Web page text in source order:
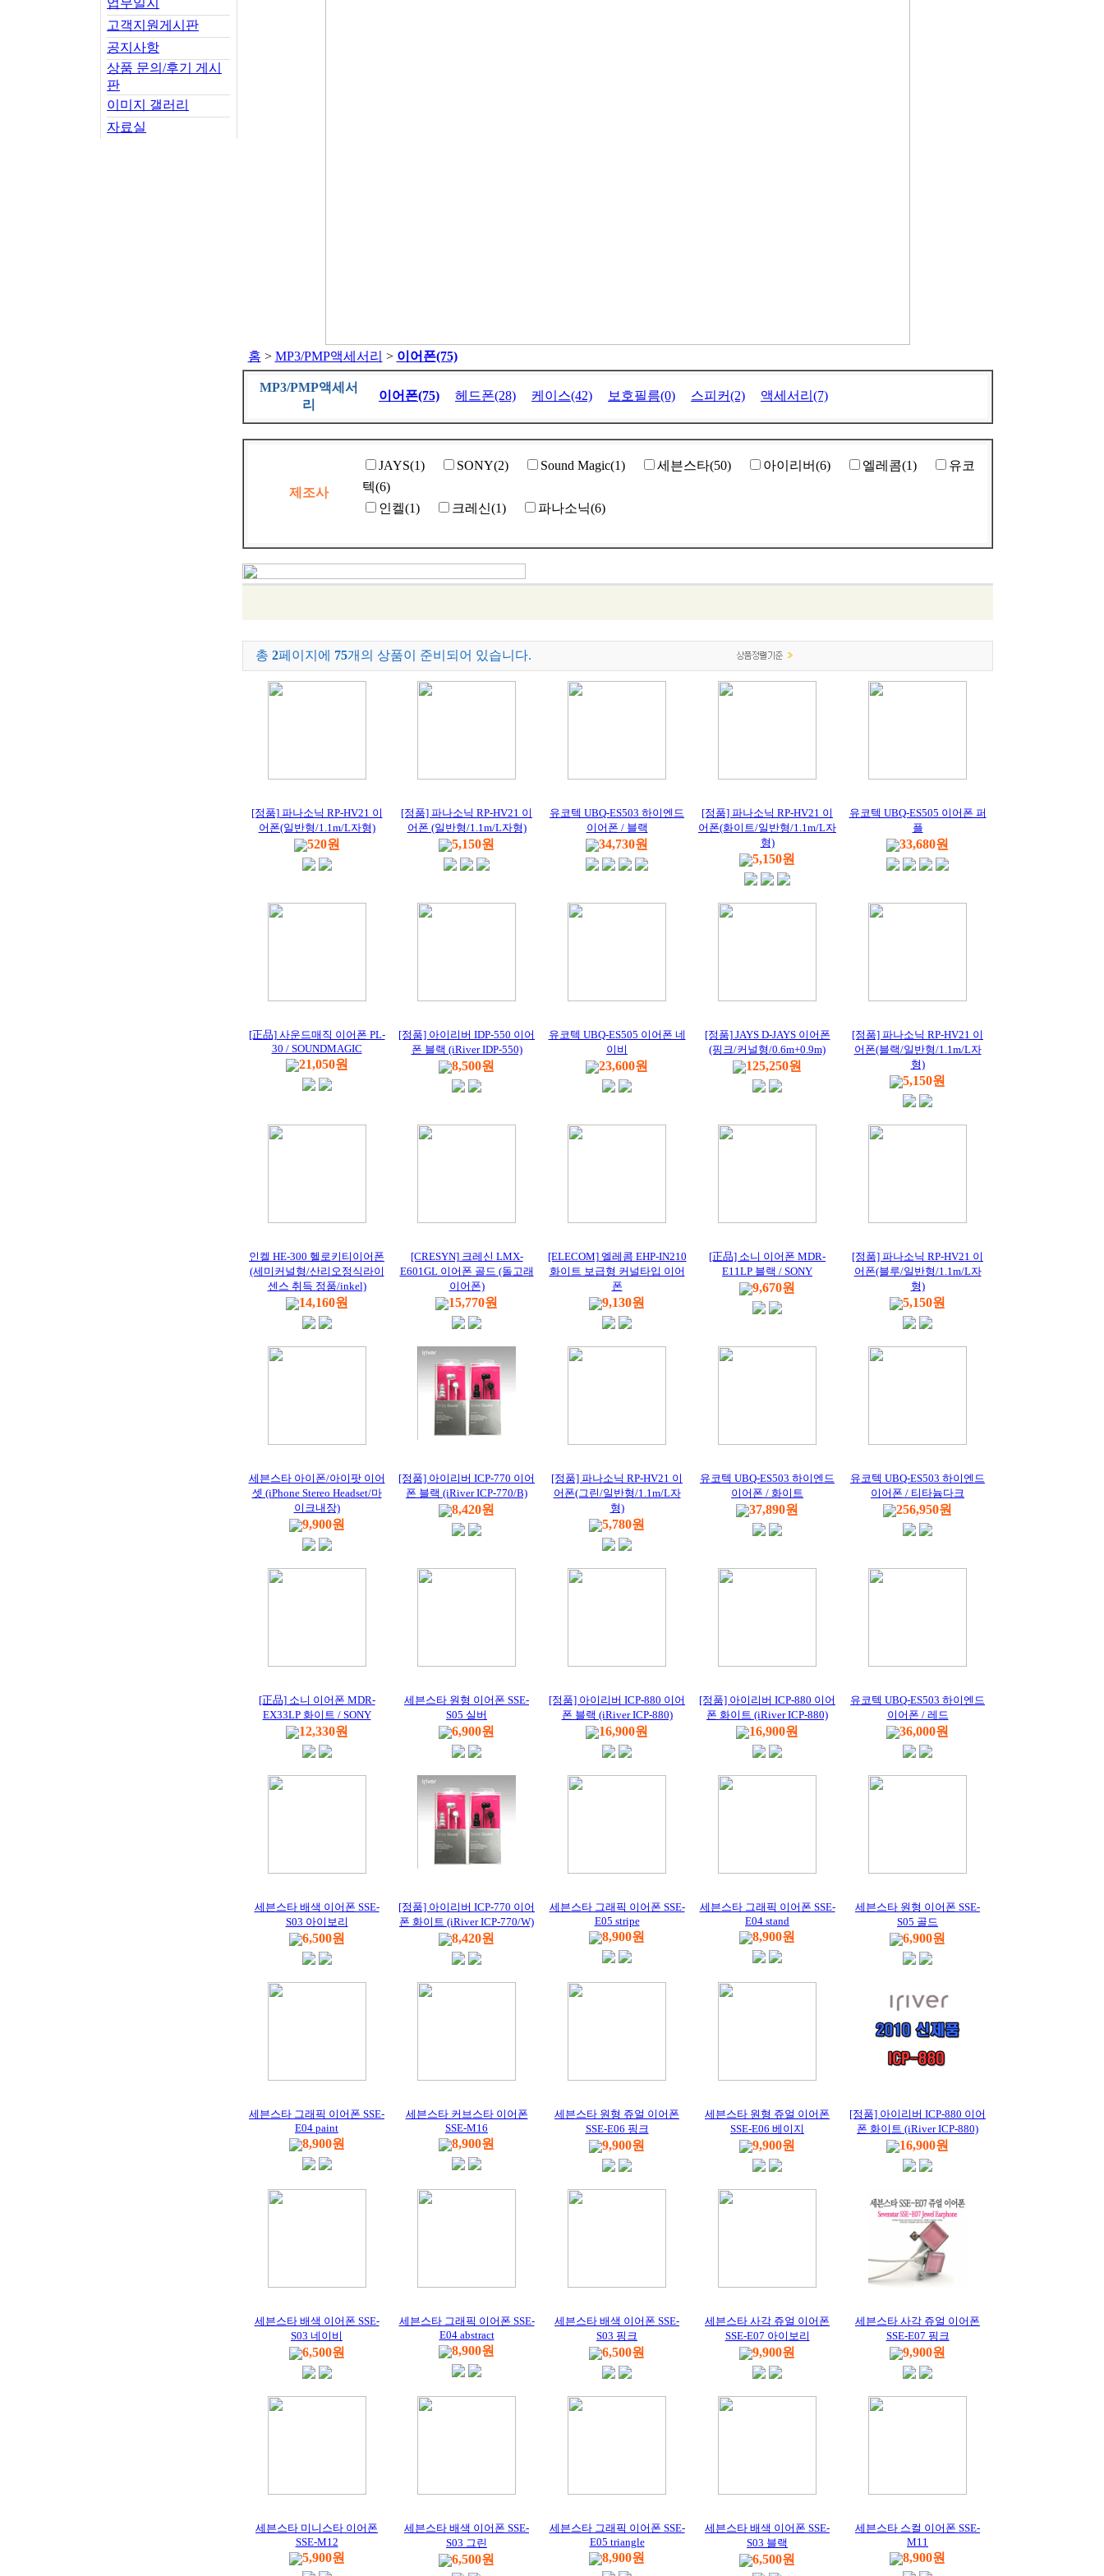
업무일지
고객지원게시판
공지사항
상품 문의/후기 게시
판
이미지 갤러리
자료실
홈 > MP3/PMP액세서리 > 이어폰(75)
MP3/PMP액세서
리
이어폰(75) 헤드폰(28) 케이스(42) 보호필름(0) 스피커(2) 액세서리(7)
제조사
JAYS(1) SONY(2) Sound Magic(1) 세븐스타(50) 아이리버(6) 엘레콤(1)
유코
텍(6)
인켈(1)
크레신(1) 파나소닉(6)
총 2페이지에 75개의 상품이 준비되어 있습니다.
[정품] 파나소닉 RP-HV21 이
어폰(일반형/1.1m/L자형)
520원
[정품] 파나소닉 RP-HV21 이
어폰 (일반형/1.1m/L자형)
5,150원
유코텍 UBQ-ES503 하이엔드
이어폰 / 블랙
34,730원
[정품] 파나소닉 RP-HV21 이
어폰(화이트/일반형/1.1m/L자
형)
5,150원
유코텍 UBQ-ES505 이어폰 퍼
플
33,680원
[正品] 사운드매직 이어폰 PL-
30 / SOUNDMAGIC
21,050원
[정품] 아이리버 IDP-550 이어
폰 블랙 (iRiver IDP-550)
8,500원
유코텍 UBQ-ES505 이어폰 네
이비
23,600원
[정품] JAYS D-JAYS 이어폰
(핑크/커널형/0.6m+0.9m)
125,250원
[정품] 파나소닉 RP-HV21 이
어폰(블랙/일반형/1.1m/L자
형)
5,150원
인켈 HE-300 헬로키티이어폰
(세미커널형/산리오정식라이
센스 취득 정품/inkel)
14,160원
[CRESYN] 크레신 LMX-
E601GL 이어폰 골드 (돌고래
이어폰)
15,770원
[ELECOM] 엘레콤 EHP-IN210
화이트 보급형 커널타입 이어
폰
9,130원
[正品] 소니 이어폰 MDR-
E11LP 블랙 / SONY
9,670원
[정품] 파나소닉 RP-HV21 이
어폰(블루/일반형/1.1m/L자
형)
5,150원
세븐스타 아이폰/아이팟 이어
셋 (iPhone Stereo Headset/마
이크내장)
9,900원
[정품] 아이리버 ICP-770 이어
폰 블랙 (iRiver ICP-770/B)
8,420원
[정품] 파나소닉 RP-HV21 이
어폰(그린/일반형/1.1m/L자
형)
5,780원
유코텍 UBQ-ES503 하이엔드
이어폰 / 화이트
37,890원
유코텍 UBQ-ES503 하이엔드
이어폰 / 티타늄다크
256,950원
[正品] 소니 이어폰 MDR-
EX33LP 화이트 / SONY
12,330원
세븐스타 원형 이어폰 SSE-
S05 실버
6,900원
[정품] 아이리버 ICP-880 이어
폰 블랙 (iRiver ICP-880)
16,900원
[정품] 아이리버 ICP-880 이어
폰 화이트 (iRiver ICP-880)
16,900원
유코텍 UBQ-ES503 하이엔드
이어폰 / 레드
36,000원
세븐스타 배색 이어폰 SSE-
S03 아이보리
6,500원
[정품] 아이리버 ICP-770 이어
폰 화이트 (iRiver ICP-770/W)
8,420원
세븐스타 그래픽 이어폰 SSE-
E05 stripe
8,900원
세븐스타 그래픽 이어폰 SSE-
E04 stand
8,900원
세븐스타 원형 이어폰 SSE-
S05 골드
6,900원
세븐스타 그래픽 이어폰 SSE-
E04 paint
8,900원
세븐스타 커브스타 이어폰
SSE-M16
8,900원
세븐스타 원형 쥬얼 이어폰
SSE-E06 핑크
9,900원
세븐스타 원형 쥬얼 이어폰
SSE-E06 베이지
9,900원
[정품] 아이리버 ICP-880 이어
폰 화이트 (iRiver ICP-880)
16,900원
세븐스타 배색 이어폰 SSE-
S03 네이비
6,500원
세븐스타 그래픽 이어폰 SSE-
E04 abstract
8,900원
세븐스타 배색 이어폰 SSE-
S03 핑크
6,500원
세븐스타 사각 쥬얼 이어폰
SSE-E07 아이보리
9,900원
세븐스타 사각 쥬얼 이어폰
SSE-E07 핑크
9,900원
세븐스타 미니스타 이어폰
SSE-M12
5,900원
세븐스타 배색 이어폰 SSE-
S03 그린
6,500원
세븐스타 그래픽 이어폰 SSE-
E05 triangle
8,900원
세븐스타 배색 이어폰 SSE-
S03 블랙
6,500원
세븐스타 스컬 이어폰 SSE-
M11
8,900원